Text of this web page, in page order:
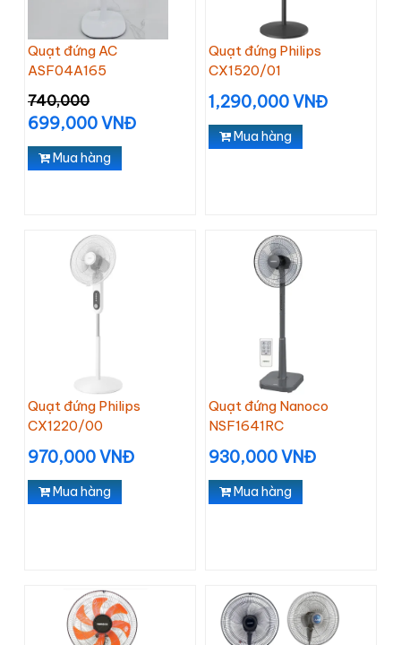
Quạt đứng AC
ASF04A165
740,000
699,000 VNĐ
Mua hàng
Quạt đứng Philips
CX1520/01
1,290,000 VNĐ
Mua hàng
Quạt đứng Philips
CX1220/00
970,000 VNĐ
Mua hàng
Quạt đứng Nanoco
NSF1641RC
930,000 VNĐ
Mua hàng